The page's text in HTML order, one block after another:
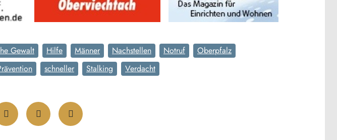
Gewalt Hilfe Männer Nachstellen Notruf
Oberpfalz
schneller Stalking Verdacht